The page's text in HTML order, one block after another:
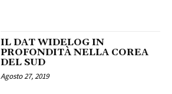
IL DAT WIDELOG IN
PROFONDITÀ NELLA COREA
DEL SUD
Agosto 27, 2019